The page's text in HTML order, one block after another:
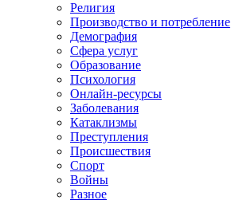
Религия
Производство и потребление
Демография
Сфера услуг
Образование
Психология
Онлайн-ресурсы
Заболевания
Катаклизмы
Преступления
Происшествия
Спорт
Войны
Разное